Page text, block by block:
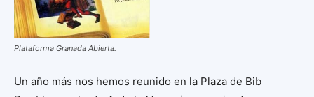
Plataforma Granada Abierta.
Un año más nos hemos reunido en la Plaza de Bib